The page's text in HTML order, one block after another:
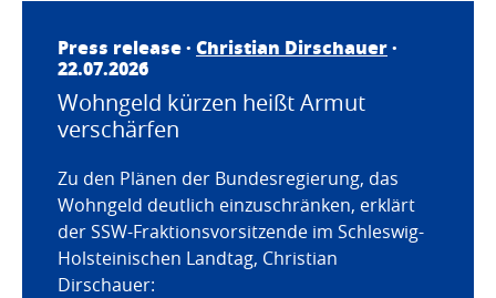
Press release · Christian Dirschauer·
22.07.2026
Wohngeld kürzen heißt Armut
verschärfen
Zu den Plänen der Bundesregierung, das
Wohngeld deutlich einzuschränken, erklärt
der SSW-Fraktionsvorsitzende im Schleswig-
Holsteinischen Landtag, Christian
Dirschauer: